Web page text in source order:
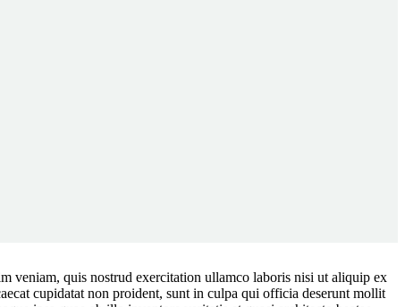
veniam, quis nostrud exercitation ullamco laboris nisi ut aliquip ex
cupidatat non proident, sunt in culpa qui officia deserunt mollit